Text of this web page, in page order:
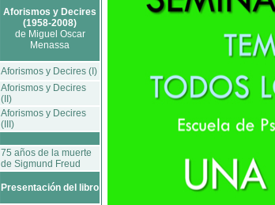
Aforismos y Decires
(1958-2008)
de Miguel Oscar
Menassa
Aforismos y Decires (I)
Aforismos y Decires
(II)
Aforismos y Decires
(III)
75 años de la muerte
de Sigmund Freud
Presentación del libro